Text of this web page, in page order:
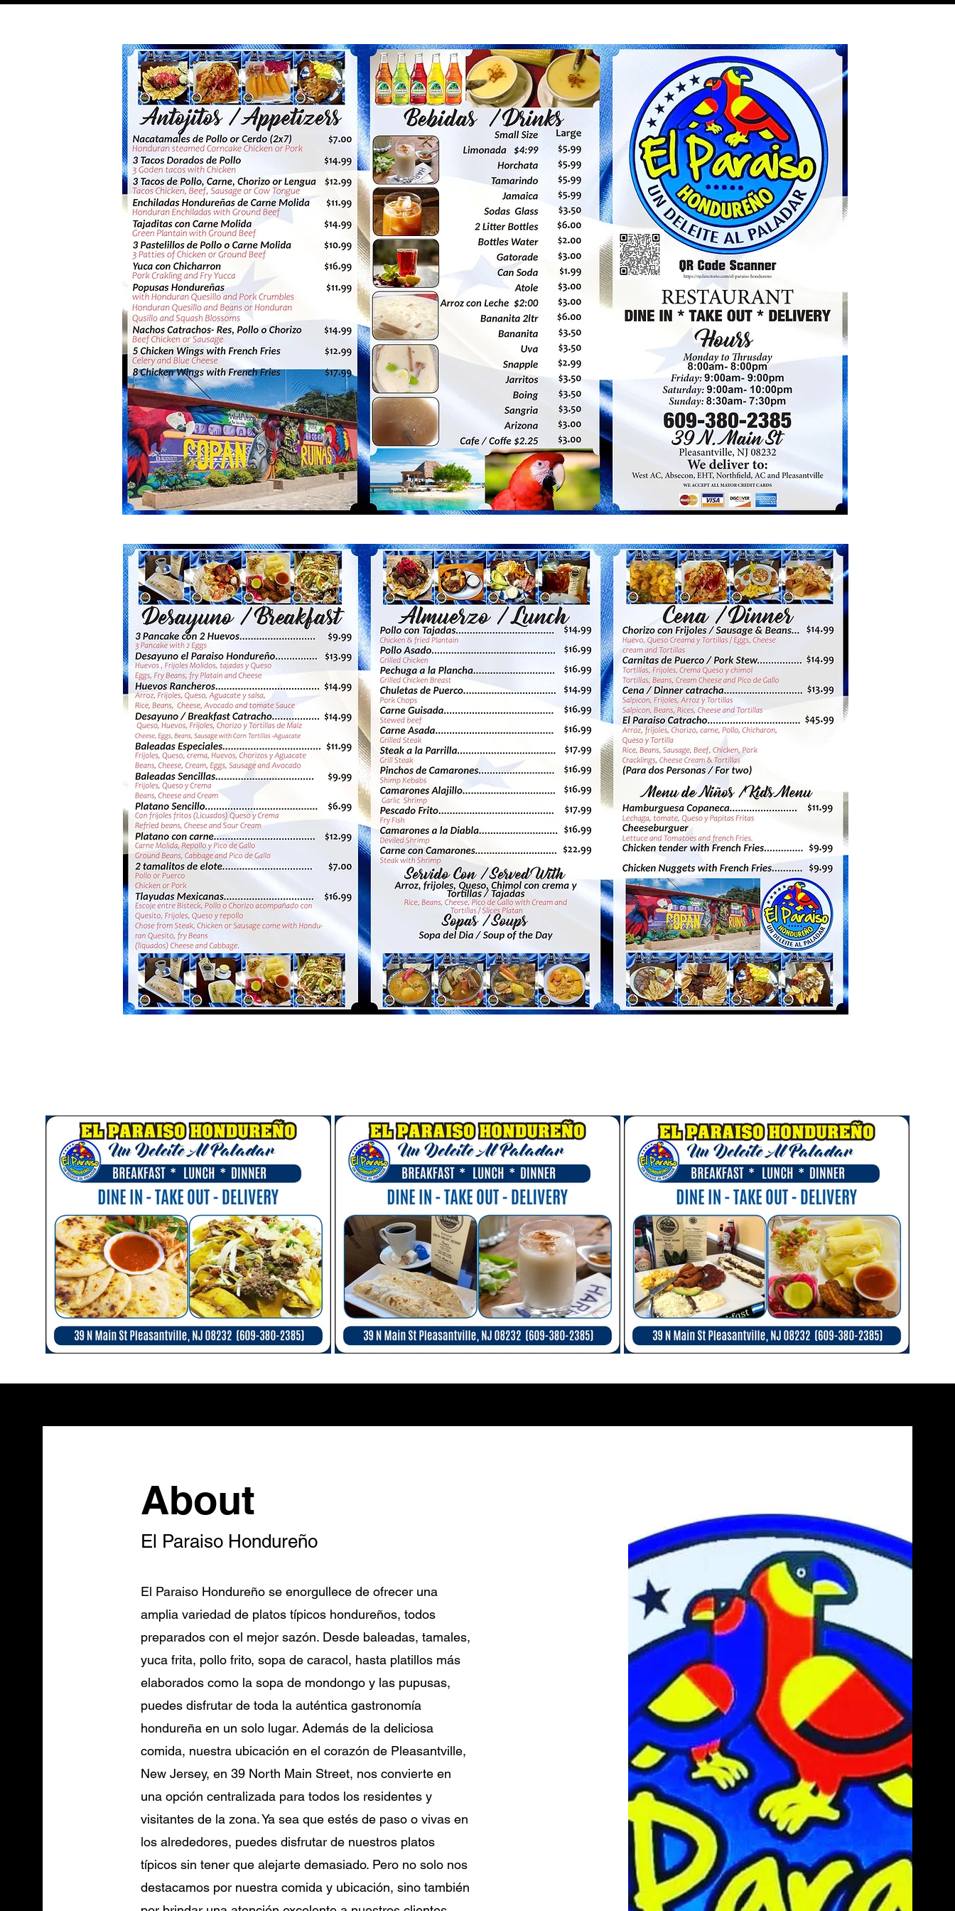
About
El Paraiso Hondureño
El Paraiso Hondureño se enorgullece de ofrecer una
amplia variedad de platos típicos hondureños, todos
preparados con el mejor sazón. Desde baleadas, tamales,
yuca frita, pollo frito, sopa de caracol, hasta platillos más
elaborados como la sopa de mondongo y las pupusas,
puedes disfrutar de toda la auténtica gastronomía
hondureña en un solo lugar. Además de la deliciosa
comida, nuestra ubicación en el corazón de Pleasantville,
New Jersey, en 39 North Main Street, nos convierte en
una opción centralizada para todos los residentes y
visitantes de la zona. Ya sea que estés de paso o vivas en
los alrededores, puedes disfrutar de nuestros platos
típicos sin tener que alejarte demasiado. Pero no solo nos
destacamos por nuestra comida y ubicación, sino también